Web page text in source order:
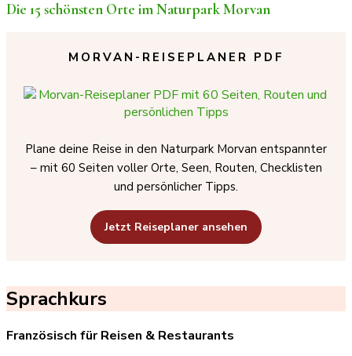
Die 15 schönsten Orte im Naturpark Morvan
MORVAN-REISEPLANER PDF
Plane deine Reise in den Naturpark Morvan entspannter
– mit 60 Seiten voller Orte, Seen, Routen, Checklisten
und persönlicher Tipps.
Jetzt Reiseplaner ansehen
Sprachkurs
Französisch für Reisen & Restaurants